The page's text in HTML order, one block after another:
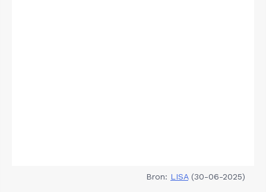
Bron: LISA(30-06-2025)